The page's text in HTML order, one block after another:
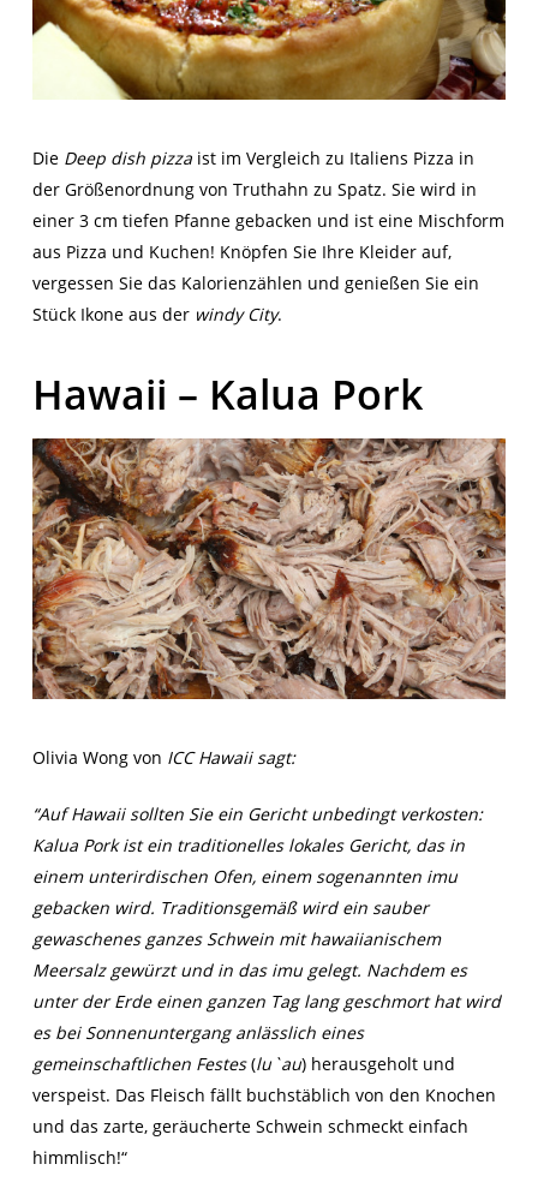
Die Deep dish pizzaist im Vergleich zu Italiens Pizza in
der Größenordnung von Truthahn zu Spatz. Sie wird in
einer 3 cm tiefen Pfanne gebacken und ist eine Mischform
aus Pizza und Kuchen! Knöpfen Sie Ihre Kleider auf,
vergessen Sie das Kalorienzählen und genießen Sie ein
Stück Ikone aus der windy City.
Hawaii – Kalua Pork
Olivia Wong von ICC Hawaii sagt:
“Auf Hawaii sollten Sie ein Gericht unbedingt verkosten:
Kalua Pork ist ein traditionelles lokales Gericht, das in
einem unterirdischen Ofen, einem sogenannten imu
gebacken wird. Traditionsgemäß wird ein sauber
gewaschenes ganzes Schwein mit hawaiianischem
Meersalz gewürzt und in das imugelegt. Nachdem es
unter der Erde einen ganzen Tag lang geschmort hat wird
es bei Sonnenuntergang anlässlich eines
gemeinschaftlichen Festes(lu`au) herausgeholt und
verspeist. Das Fleisch fällt buchstäblich von den Knochen
und das zarte, geräucherte Schwein schmeckt einfach
himmlisch!“